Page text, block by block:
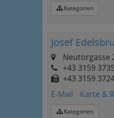
Kategorien
Josef
Neutorgasse
+43 3159 3735
+43 3159
E-Mail
Karte &
Kategorien